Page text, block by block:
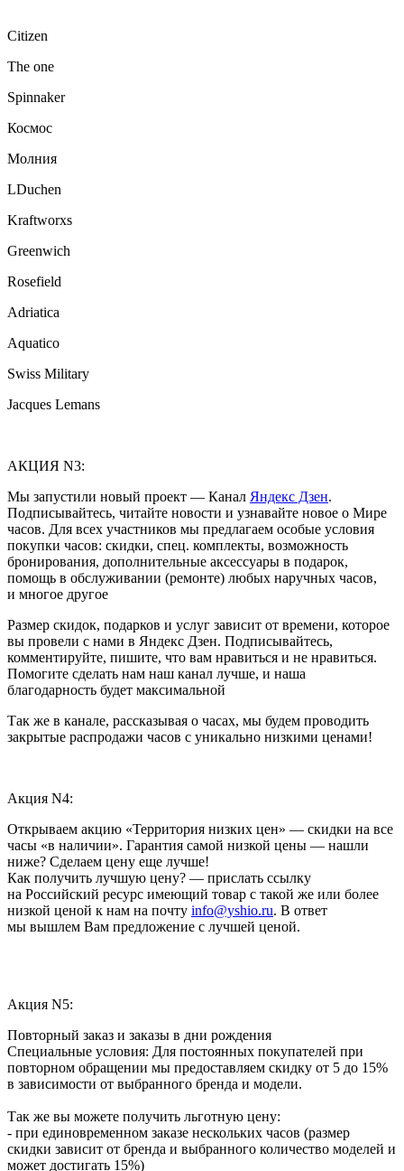
Citizen
The one
Spinnaker
Космос
Молния
LDuchen
Kraftworxs
Greenwich
Rosefield
Adriatica
Aquatico
Swiss Military
Jacques Lemans
АКЦИЯ N3:
Мы запустили новый проект — Канал Яндекс Дзен.
Подписывайтесь, читайте новости и узнавайте новое о Мире
часов. Для всех участников мы предлагаем особые условия
покупки часов: скидки, спец. комплекты, возможность
бронирования, дополнительные аксессуары в подарок,
помощь в обслуживании (ремонте) любых наручных часов,
и многое другое
Размер скидок, подарков и услуг зависит от времени, которое
вы провели с нами в Яндекс Дзен. Подписывайтесь,
комментируйте, пишите, что вам нравиться и не нравиться.
Помогите сделать нам наш канал лучше, и наша
благодарность будет максимальной
Так же в канале, рассказывая о часах, мы будем проводить
закрытые распродажи часов с уникально низкими ценами!
Акция N4:
Открываем акцию «Территория низких цен» — скидки на все
часы «в наличии». Гарантия самой низкой цены — нашли
ниже? Сделаем цену еще лучше!
Как получить лучшую цену? — прислать ссылку
на Российский ресурс имеющий товар с такой же или более
низкой ценой к нам на почту info@yshio.ru. В ответ
мы вышлем Вам предложение с лучшей ценой.
Акция N5:
Повторный заказ и заказы в дни рождения
Специальные условия: Для постоянных покупателей при
повторном обращении мы предоставляем скидку от 5 до 15%
в зависимости от выбранного бренда и модели.
Так же вы можете получить льготную цену:
- при единовременном заказе нескольких часов (размер
скидки зависит от бренда и выбранного количество моделей и
может достигать 15%)